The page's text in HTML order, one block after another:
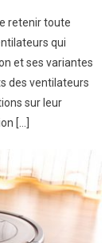
retenir toute
qui
et ses variantes
des ventilateurs
sur leur
[…]